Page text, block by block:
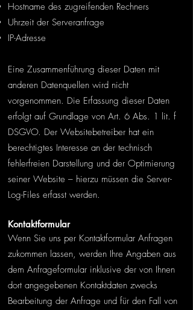
Hostname des zugreifenden Rechners
Uhrzeit der Serveranfrage
IP-Adresse
Eine Zusammenführung dieser Daten mit
anderen Datenquellen wird nicht
vorgenommen. Die Erfassung dieser Daten
erfolgt auf Grundlage von Art. 6 Abs. 1 lit. f
DSGVO. Der Websitebetreiber hat ein
berechtigtes Interesse an der technisch
fehlerfreien Darstellung und der Optimierung
seiner Website – hierzu müssen die Server-
Log-Files erfasst werden.
Kontaktformular
Wenn Sie uns per Kontaktformular Anfragen
zukommen lassen, werden Ihre Angaben aus
dem Anfrageformular inklusive der von Ihnen
dort angegebenen Kontaktdaten zwecks
Bearbeitung der Anfrage und für den Fall von